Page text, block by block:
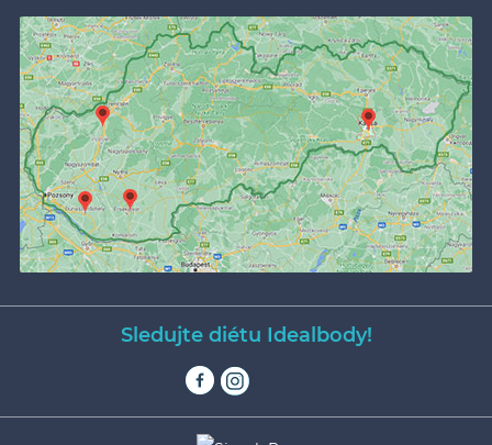
Sledujte diétu Idealbody!